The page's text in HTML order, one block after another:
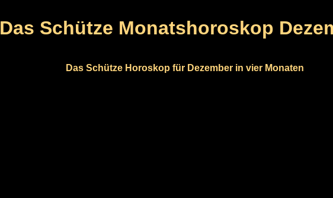
Das Schütze Monatshoroskop
Das Schütze Horoskop für Dezember in vier Monaten